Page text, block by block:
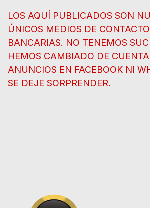
LOS AQUÍ PUBLICADOS SON
ÚNICOS MEDIOS DE
BANCARIAS. NO TENEMOS
HEMOS CAMBIADO DE
ANUNCIOS EN FACEBOOK NI
SE DEJE SORPRENDER.